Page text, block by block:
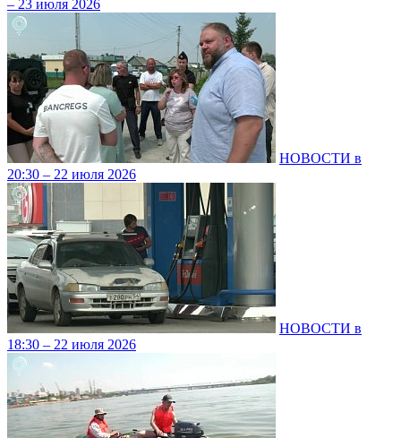
– 23 июля 2026
НОВОСТИ в
20:30 – 22 июля 2026
НОВОСТИ в
18:30 – 22 июля 2026